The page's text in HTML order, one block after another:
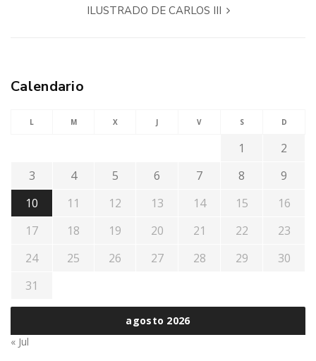
ILUSTRADO DE CARLOS III
Calendario
agosto 2026
L M X J V S D
1
2
3
4 5 6 7 8
9
10
11 12 13 14 15
16
17
18 19 20 21 22
23
24
25 26 27 28 29
30
31
« Jul